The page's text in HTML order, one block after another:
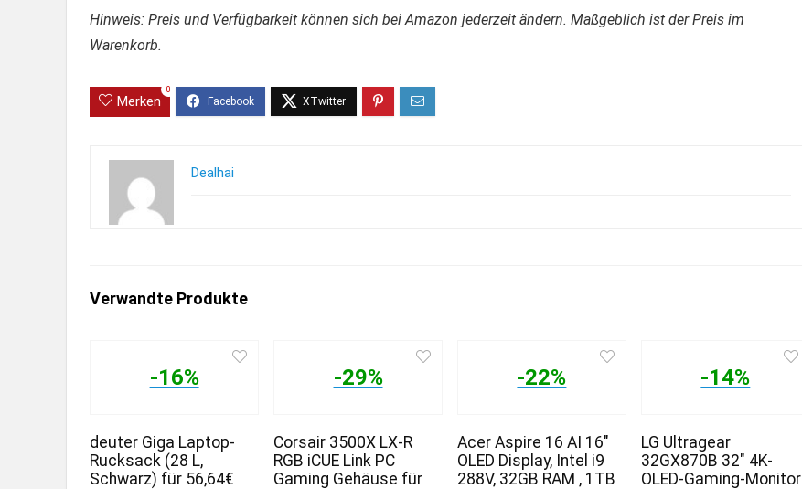
Hinweis: Preis und Verfügbarkeit können sich bei Amazon jederzeit ändern. Maßgeblich ist der Preis im
Warenkorb.
Merken
0
Dealhai
Verwandte Produkte
-16%
deuter Giga Laptop-
Rucksack (28 L,
Schwarz) für 56,64€
-29%
Corsair 3500X LX-R
RGB iCUE Link PC
Gaming Gehäuse für
-22%
Acer Aspire 16 AI 16″
OLED Display, Intel i9
288V, 32GB RAM , 1TB
-14%
LG Ultragear
32GX870B 32″ 4K-
OLED-Gaming-Monitor